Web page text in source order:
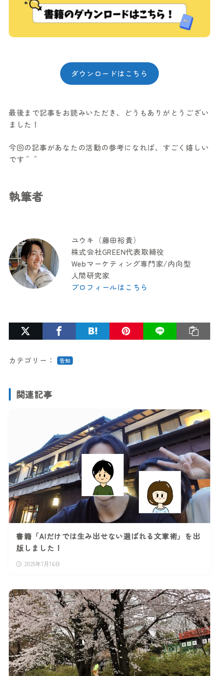
ダウンロードはこちら
最後まで記事をお読みいただき、どうもありがとうござい
ました！
今回の記事があなたの活動の参考になれば、すごく嬉しい
です＾＾
執筆者
ユウキ（藤田裕貴）
株式会社GREEN代表取締役
Webマーケティング専門家/内向型
人間研究家
プロフィールはこちら
カテゴリー： 告知
関連記事
書籍「AIだけでは生み出せない選ばれる文章術」を出
版しました！
2025年7月16日